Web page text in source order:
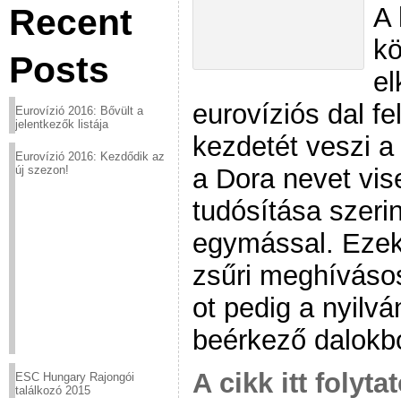
Recent
Posts
Eurovízió 2016: Bővült a
jelentkezők listája
Eurovízió 2016: Kezdődik az
új szezon!
ESC Hungary Rajongói
találkozó 2015
A
eurovíziós dal
kezdetét veszi
a Dora nevet
tudósítása
egymással.
zsűri
ot pedig a
beérkező
A cikk itt